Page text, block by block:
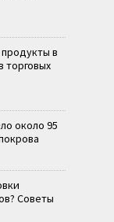
в
торговых
около 95
Советы